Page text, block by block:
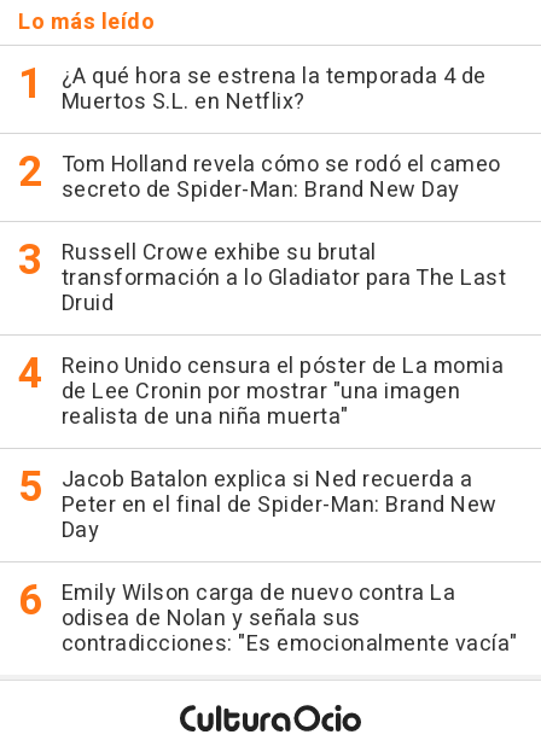
Lo más leído
¿A qué hora se estrena la temporada 4 de
Muertos S.L. en Netflix?
Tom Holland revela cómo se rodó el cameo
secreto de Spider-Man: Brand New Day
Russell Crowe exhibe su brutal
transformación a lo Gladiator para The Last
Druid
Reino Unido censura el póster de La momia
de Lee Cronin por mostrar "una imagen
realista de una niña muerta"
Jacob Batalon explica si Ned recuerda a
Peter en el final de Spider-Man: Brand New
Day
Emily Wilson carga de nuevo contra La
odisea de Nolan y señala sus
contradicciones: "Es emocionalmente vacía"